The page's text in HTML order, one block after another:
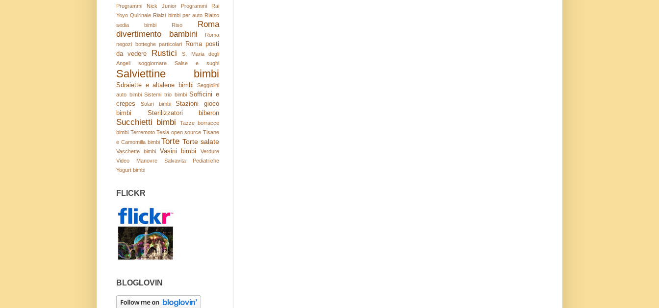
Programmi Nick Junior
Programmi Rai
Yoyo Quirinale Rialzi bimbi per auto Rialzo
sedia bimbi
Riso
Roma
divertimento bambini
Roma
negozi botteghe particolari
Roma posti
da vedere
Rustici
S. Maria degli
Angeli soggiornare
Salse e sughi
Salviettine bimbi
Sdraiette e altalene bimbi
Seggiolini
auto bimbi Sistemi trio bimbi Sofficini e
crepes
Solari bimbi
Stazioni gioco
bimbi
Sterilizzatori biberon
Succhietti bimbi
Tazze borracce
bimbi Terremoto Tesla open source Tisane
e Camomilla bimbi Torte Torte salate
Vaschette bimbi Vasini bimbi
Verdure
Video Manovre Salvavita Pediatriche
Yogurt bimbi
FLICKR
BLOGLOVIN